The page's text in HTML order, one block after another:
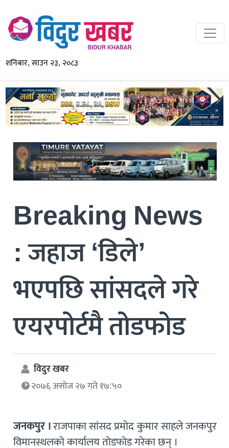
शनिबार, साउन २३, २०८३
Breaking News
: जहाज ‘डिले’
भएपछि सांसदले गरे
एयरपोर्टमै तोडफोड
विदुर खबर
२०७६ असोज २७ गते १७:५०
जनकपुर ।राजपाका सांसद प्रमोद कुमार साहले जनकपुर
विमानस्थलको कार्यालय तोडफोड गरेका छन् ।